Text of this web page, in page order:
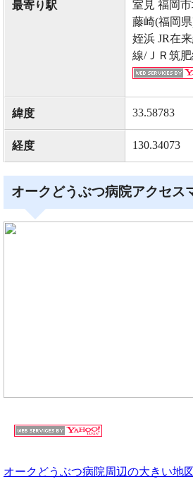
最寄り駅
室見 福岡
藤崎(福岡
姪浜 JR在
線/ＪＲ筑
緯度 33.58783
経度 130.34073
オークどうぶつ病院アクセス
オークどうぶつ病院周辺の大きい地図